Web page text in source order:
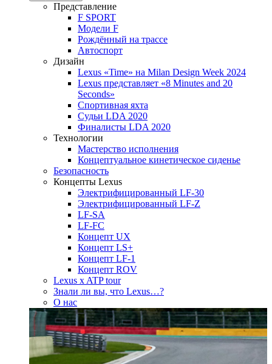
Представление
F SPORT
Модели F
Рождённый на трассе
Автоспорт
Дизайн
Lexus «Time» на Milan Design Week 2024
Lexus представляет «8 Minutes and 20
Seconds»
Спортивная яхта
Судьи LDA 2020
Финалисты LDA 2020
Технологии
Мастерство исполнения
Концептуальное кинетическое сиденье
Безопасность
Концепты Lexus
Электрифицированный LF-30
Электрифицированный LF-Z
LF-SA
LF-FC
Концепт UX
Концепт LS+
Концепт LF-1
Концепт ROV
Lexus x ATP tour
Знали ли вы, что Lexus…?
О нас